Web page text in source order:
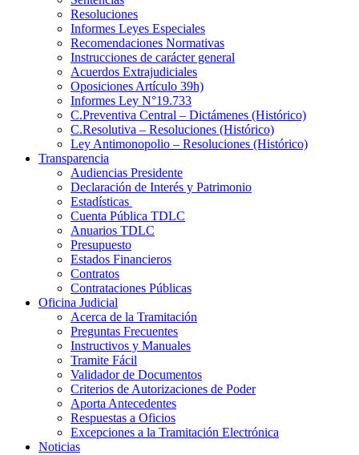
Resoluciones
Informes Leyes Especiales
Recomendaciones Normativas
Instrucciones de carácter general
Acuerdos Extrajudiciales
Oposiciones Artículo 39h)
Informes Ley N°19.733
C.Preventiva Central – Dictámenes (Histórico)
C.Resolutiva – Resoluciones (Histórico)
Ley Antimonopolio – Resoluciones (Histórico)
Transparencia
Audiencias Presidente
Declaración de Interés y Patrimonio
Estadísticas
Cuenta Pública TDLC
Anuarios TDLC
Presupuesto
Estados Financieros
Contratos
Contrataciones Públicas
Oficina Judicial
Acerca de la Tramitación
Preguntas Frecuentes
Instructivos y Manuales
Tramite Fácil
Validador de Documentos
Criterios de Autorizaciones de Poder
Aporta Antecedentes
Respuestas a Oficios
Excepciones a la Tramitación Electrónica
Noticias